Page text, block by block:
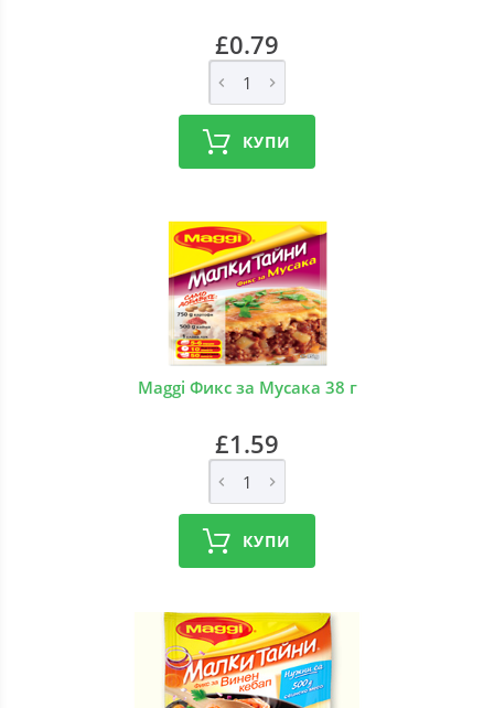
£0.79
КУПИ
Maggi Фикс за Мусака 38 г
£1.59
КУПИ